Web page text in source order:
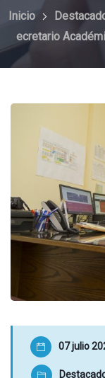
Inicio
ecretario
07 julio